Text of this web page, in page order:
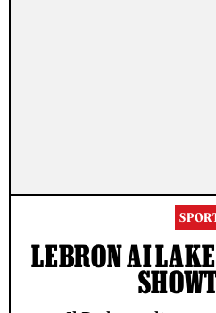
LEBRON AI